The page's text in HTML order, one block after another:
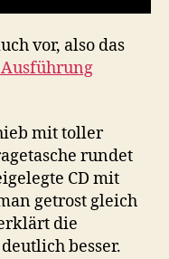
vor, also das
Ausführung
mit toller
rundet
CD mit
getrost gleich
die
besser.